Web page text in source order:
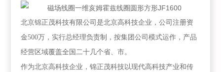
北京锦正茂科技有限公司是北京高科技企业，公司注册资
金500万，实行总经理负责制，按集团公司模式运作，产品
经营区域覆盖全国二十几个省、市。
作为北京高科技企业，锦正茂科技以现代高科技产业和传